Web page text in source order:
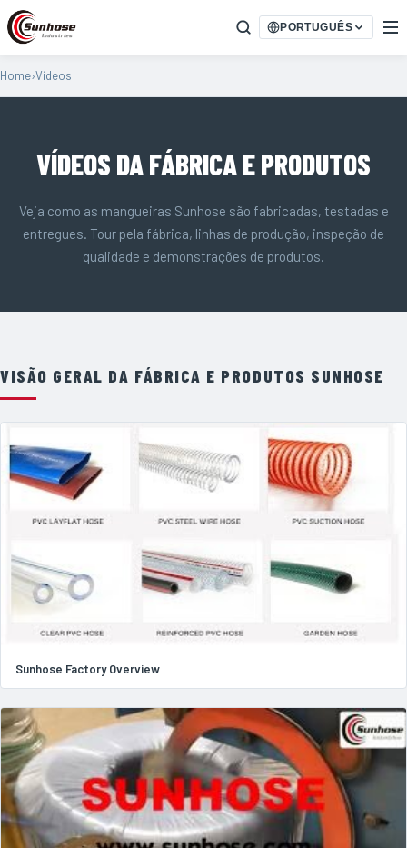
PORTUGUÊS
Home›Vídeos
VÍDEOS DA FÁBRICA E PRODUTOS
Veja como as mangueiras Sunhose são fabricadas, testadas e
entregues. Tour pela fábrica, linhas de produção, inspeção de
qualidade e demonstrações de produtos.
VISÃO GERAL DA FÁBRICA E PRODUTOS SUNHOSE
Sunhose Factory Overview